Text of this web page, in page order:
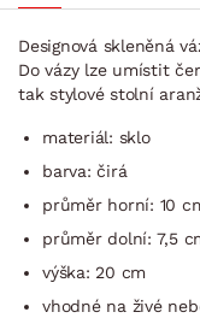
Designová skleněná
Do vázy lze umístit
tak stylové stolní
materiál: sklo
barva: čirá
průměr horní: 10
průměr dolní: 7,5
výška: 20 cm
vhodné na živé